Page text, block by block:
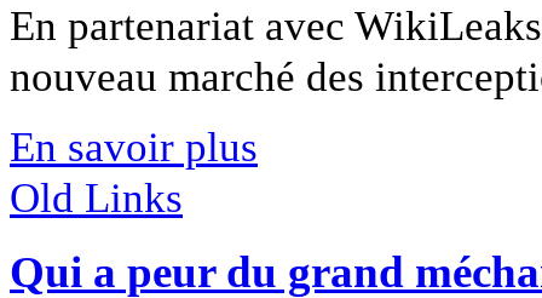
En partenariat avec
nouveau marché des
En savoir plus
Old Links
Qui a peur du grand